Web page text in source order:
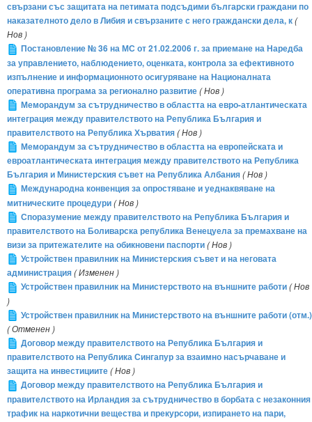
свързани със защитата на петимата подсъдими български граждани по
наказателното дело в Либия и свързаните с него граждански дела, к(
Нов )
Постановление № 36 на МС от 21.02.2006 г. за приемане на Наредба
за управлението, наблюдението, оценката, контрола за ефективното
изпълнение и информационното осигуряване на Националната
оперативна програма за регионално развитие( Нов )
Меморандум за сътрудничество в областта на евро-атлантическата
интеграция между правителството на Република България и
правителството на Република Хърватия( Нов )
Меморандум за сътрудничество в областта на европейската и
евроатлантическата интеграция между правителството на Република
България и Министерския съвет на Република Албания( Нов )
Международна конвенция за опростяване и уеднаквяване на
митническите процедури( Нов )
Споразумение между правителството на Република България и
правителството на Боливарска република Венецуела за премахване на
визи за притежателите на обикновени паспорти( Нов )
Устройствен правилник на Министерския съвет и на неговата
администрация( Изменен )
Устройствен правилник на Министерството на външните работи( Нов
)
Устройствен правилник на Министерството на външните работи (отм.)
( Отменен )
Договор между правителството на Република България и
правителството на Република Сингапур за взаимно насърчаване и
защита на инвестициите( Нов )
Договор между правителството на Република България и
правителството на Ирландия за сътрудничество в борбата с незаконния
трафик на наркотични вещества и прекурсори, изпирането на пари,